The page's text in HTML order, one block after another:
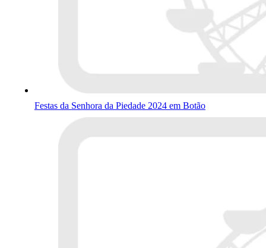
Festas da Senhora da Piedade 2024 em Botão